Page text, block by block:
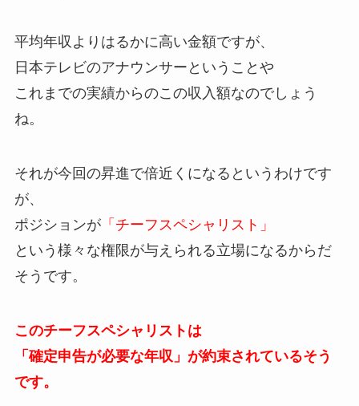
平均年収よりはるかに高い金額ですが、
日本テレビのアナウンサーということや
これまでの実績からのこの収入額なのでしょう
ね。
それが今回の昇進で倍近くになるというわけです
が、
ポジションが「チーフスペシャリスト」
という様々な権限が与えられる立場になるからだ
そうです。
このチーフスペシャリストは
「確定申告が必要な年収」が約束されているそう
です。